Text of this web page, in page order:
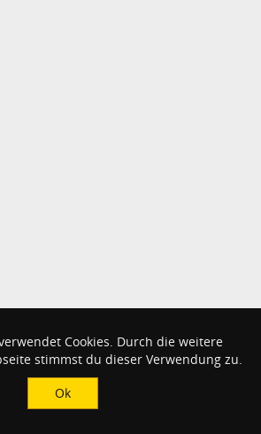
Cookies. Durch die weitere
stimmst du dieser Verwendung zu.
Ok